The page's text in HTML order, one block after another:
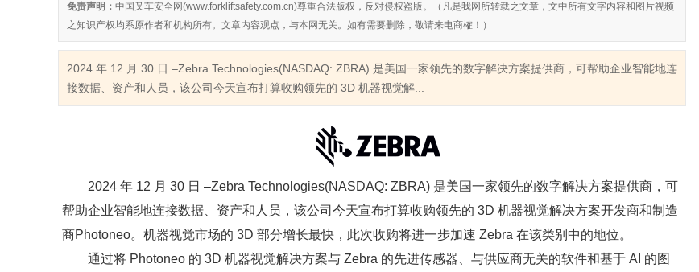
免责声明： 中国叉车安全网(www.forkliftsafety.com.cn)尊重合法版权，反对侵权盗版。（凡是我网所转载之文章，文中所有文字内容和图片视频
之知识产权均系原作者和机构所有。文章内容观点，与本网无关。如有需要删除，敬请来电商榷！）
2024 年 12 月 30 日 –Zebra Technologies(NASDAQ: ZBRA) 是美国一家领先的数字解决方案提供商，可帮助企业智能地连
接数据、资产和人员，该公司今天宣布打算收购领先的 3D 机器视觉解...
2024 年 12 月 30 日 –Zebra Technologies(NASDAQ: ZBRA) 是美国一家领先的数字解决方案提供商，可
帮助企业智能地连接数据、资产和人员，该公司今天宣布打算收购领先的 3D 机器视觉解决方案开发商和制造
商Photoneo。机器视觉市场的 3D 部分增长最快，此次收购将进一步加速 Zebra 在该类别中的地位。
通过将 Photoneo 的 3D 机器视觉解决方案与 Zebra 的先进传感器、与供应商无关的软件和基于 AI 的图